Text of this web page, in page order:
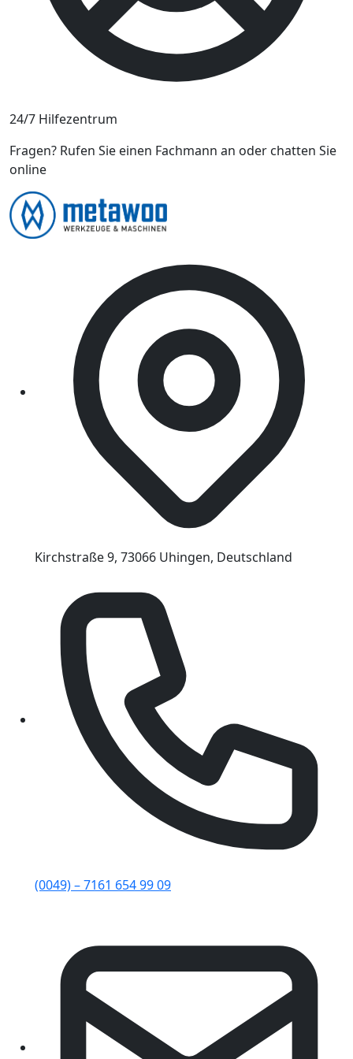
24/7 Hilfezentrum
Fragen? Rufen Sie einen Fachmann an oder chatten Sie
online
Kirchstraße 9, 73066 Uhingen, Deutschland
(0049) – 7161 654 99 09